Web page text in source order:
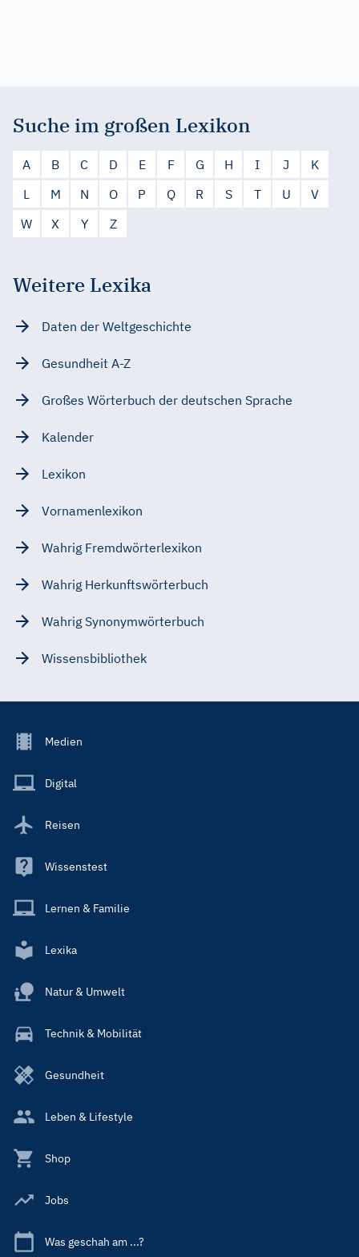
Suche im großen Lexikon
A B C D E F G H I J
K
L
M N O P Q R S T U
V
W
X Y Z
Weitere Lexika
Daten der Weltgeschichte
Gesundheit A-Z
Großes Wörterbuch der deutschen Sprache
Kalender
Lexikon
Vornamenlexikon
Wahrig Fremdwörterlexikon
Wahrig Herkunftswörterbuch
Wahrig Synonymwörterbuch
Wissensbibliothek
Footer
Main
Medien
Digital
Reisen
Wissenstest
Lernen & Familie
Lexika
Natur & Umwelt
Technik & Mobilität
Gesundheit
Leben & Lifestyle
Shop
Jobs
Was geschah am ...?